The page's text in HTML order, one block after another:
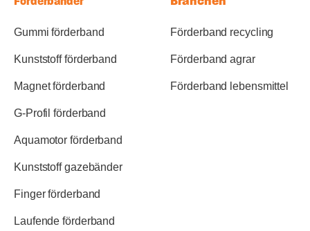
Gummi förderband
Kunststoff förderband
Magnet förderband
G-Profil förderband
Aquamotor förderband
Kunststoff gazebänder
Finger förderband
Laufende förderband
Förderband recycling
Förderband agrar
Förderband lebensmittel